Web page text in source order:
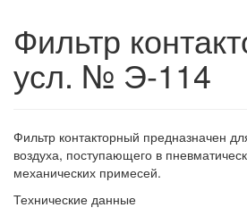
Фильтр
усл. № Э-114
Фильтр контакторный предназначен
воздуха, поступающего в
механических примесей.
Технические данные